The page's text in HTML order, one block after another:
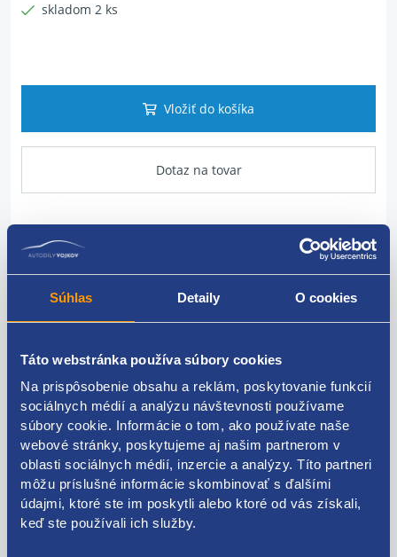
Súhlas Detaily O cookies
Táto webstránka používa súbory cookies
Na prispôsobenie obsahu a reklám, poskytovanie funkcií
sociálnych médií a analýzu návštevnosti používame
súbory cookie. Informácie o tom, ako používate naše
webové stránky, poskytujeme aj našim partnerom v
oblasti sociálnych médií, inzercie a analýzy. Títo partneri
môžu príslušné informácie skombinovať s ďalšími
údajmi, ktoré ste im poskytli alebo ktoré od vás získali,
keď ste používali ich služby.
skladom 2 ks
Vložiť do košíka
Dotaz na tovar
Popis produktu
riadiaca jednotka zadnej nápravy
527002330R
Kódy produktov
527002330R